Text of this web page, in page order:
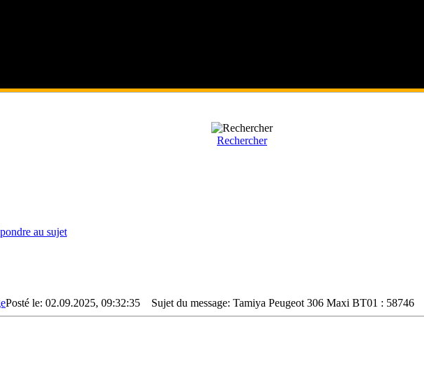
Rechercher
Posté le: 02.09.2025, 09:32:35 Sujet du message: Tamiya Peugeot 306 Maxi BT01 : 58746